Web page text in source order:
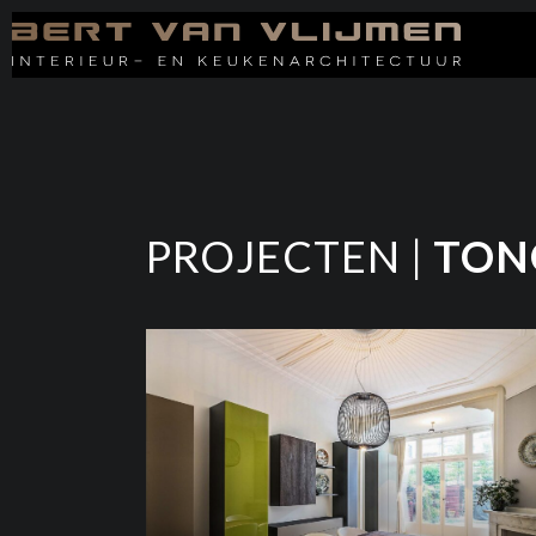
PROJECTEN |